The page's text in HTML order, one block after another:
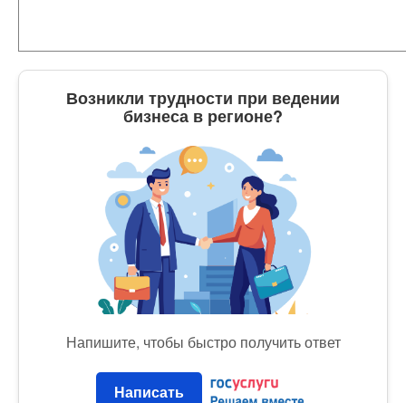
Возникли трудности при ведении
бизнеса в регионе?
Напишите, чтобы быстро получить ответ
Написать